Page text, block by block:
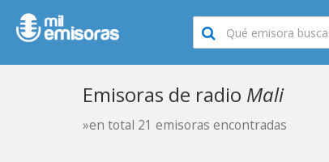
Emisoras de radio Mali
»en total 21 emisoras encontradas